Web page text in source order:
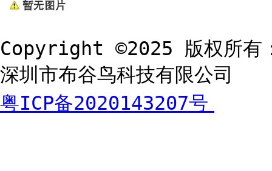
Copyright ©2025 版权所有
深圳市布谷鸟科技有限公司
粤ICP备2020143207号